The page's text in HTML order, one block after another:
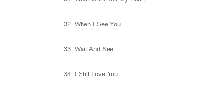
32 When I See You
33 Wait And See
34 I Still Love You